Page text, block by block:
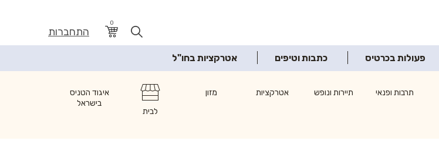
0
התחברות
פעולות בכרטיס כתבות וטיפים אטרקציות בחו"ל
תרבות ופנאי תיירות ונופש אטרקציות
מזון
לבית
איגוד הטניס
בישראל